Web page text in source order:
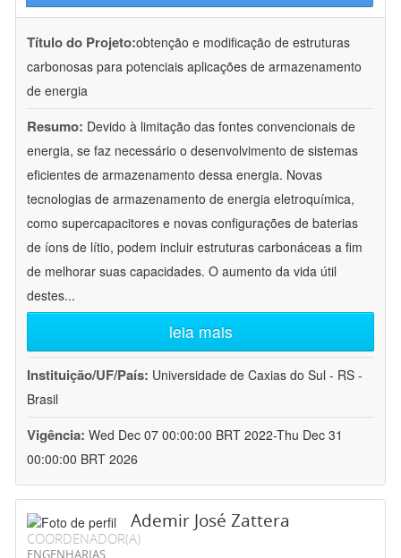
Título do Projeto:obtenção e modificação de estruturas
carbonosas para potenciais aplicações de armazenamento
de energia
Resumo: Devido à limitação das fontes convencionais de
energia, se faz necessário o desenvolvimento de sistemas
eficientes de armazenamento dessa energia. Novas
tecnologias de armazenamento de energia eletroquímica,
como supercapacitores e novas configurações de baterias
de íons de lítio, podem incluir estruturas carbonáceas a fim
de melhorar suas capacidades. O aumento da vida útil
destes...
leia mais
Instituição/UF/País: Universidade de Caxias do Sul - RS -
Brasil
Vigência: Wed Dec 07 00:00:00 BRT 2022-Thu Dec 31
00:00:00 BRT 2026
Ademir José Zattera
COORDENADOR(A)
ENGENHARIAS